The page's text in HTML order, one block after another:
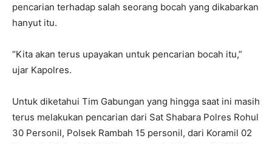
pencarian terhadap salah seorang bocah yang dikabarkan
hanyut itu.
“Kita akan terus upayakan untuk pencarian bocah itu,”
ujar Kapolres.
Untuk diketahui‎ Tim Gabungan yang hingga saat ini masih
terus melakukan pencarian dari Sat Shabara Polres Rohul
30 Personil, Polsek Rambah 15 personil, dari Koramil 02